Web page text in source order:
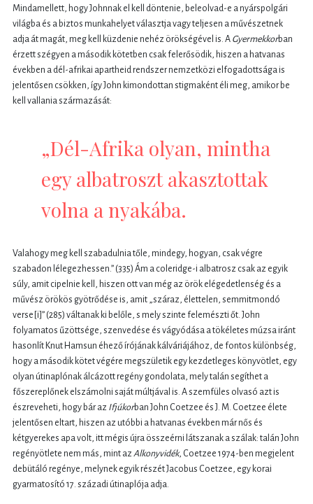
Mindamellett, hogy Johnnak el kell döntenie, beleolvad-e a nyárspolgári
világba és a biztos munkahelyet választja vagy teljesen a művészetnek
adja át magát, meg kell küzdenie nehéz örökségével is. A Gyermekkorban
érzett szégyen a második kötetben csak felerősödik, hiszen a hatvanas
években a dél-afrikai apartheid rendszer nemzetközi elfogadottsága is
jelentősen csökken, így John kimondottan stigmaként éli meg, amikor be
kell vallania származását:
„Dél-Afrika olyan, mintha
egy albatroszt akasztottak
volna a nyakába.
Valahogy meg kell szabadulnia tőle, mindegy, hogyan, csak végre
szabadon lélegezhessen.” (335) Ám a coleridge-i albatrosz csak az egyik
súly, amit cipelnie kell, hiszen ott van még az örök elégedetlenség és a
művész örökös gyötrődése is, amit „száraz, élettelen, semmitmondó
verse[i]” (285) váltanak ki belőle, s mely szinte felemészti őt. John
folyamatos űzöttsége, szenvedése és vágyódása a tökéletes múzsa iránt
hasonlít Knut Hamsun éhező írójának kálváriájához, de fontos különbség,
hogy a második kötet végére megszületik egy kezdetleges könyvötlet, egy
olyan útinaplónak álcázott regény gondolata, mely talán segíthet a
főszereplőnek elszámolni saját múltjával is. A szemfüles olvasó azt is
észreveheti, hogy bár az Ifjúkorban John Coetzee és J. M. Coetzee élete
jelentősen eltart, hiszen az utóbbi a hatvanas években már nős és
kétgyerekes apa volt, itt mégis újra összeérni látszanak a szálak: talán John
regényötlete nem más, mint az Alkonyvidék, Coetzee 1974-ben megjelent
debütáló regénye, melynek egyik részét Jacobus Coetzee, egy korai
gyarmatosító 17. századi útinaplója adja.